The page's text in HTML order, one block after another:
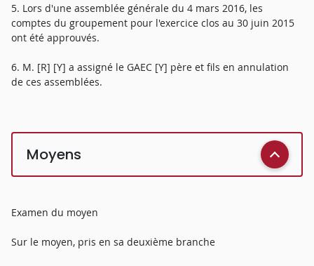
5. Lors d'une assemblée générale du 4 mars 2016, les
comptes du groupement pour l'exercice clos au 30 juin 2015
ont été approuvés.
6. M. [R] [Y] a assigné le GAEC [Y] père et fils en annulation
de ces assemblées.
Moyens
Examen du moyen
Sur le moyen, pris en sa deuxième branche